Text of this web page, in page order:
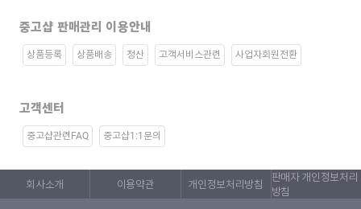
중고샵 판매관리 이용안내
상품등록 상품배송 정산 고객서비스관련 사업자회원전환
고객센터
중고샵관련FAQ 중고샵1:1문의
회사소개 이용약관 개인정보처리방침
판매자 개인정보처리
방침